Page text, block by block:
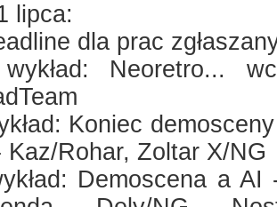
lipca:
dla prac
Neoretro...
Koniec
Kaz/Rohar, Zoltar X/NG
Demoscena a